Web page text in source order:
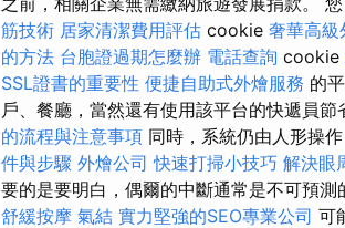
筋技術 居家清潔費用評估 cookie 奢華高級
的方法 台胞證過期怎麼辦 電話查詢 cookie
SSL證書的重要性 便捷自助式外燴服務 的
戶、餐廳，當然還有使用該平台的快遞員節
的流程與注意事項 同時，系統仍由人形操
件與步驟 外燴公司 快速打掃小技巧 解決眼
要的是要明白，偶爾的中斷通常是不可預
舒緩按摩 氣結 實力堅強的SEO專業公司 可